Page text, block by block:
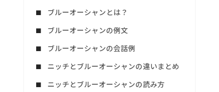
ブルーオーシャンとは？
ブルーオーシャンの例文
ブルーオーシャンの会話例
ニッチとブルーオーシャンの違いまとめ
ニッチとブルーオーシャンの読み方